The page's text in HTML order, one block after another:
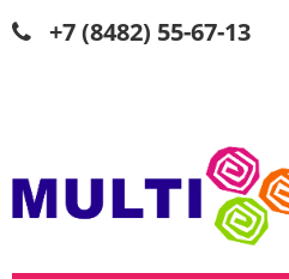
+7 (8482) 55-67-13